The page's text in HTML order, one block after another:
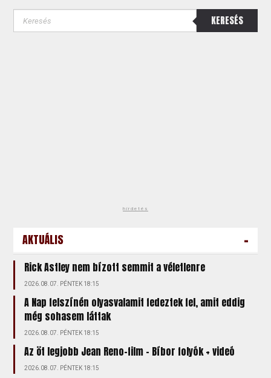
KERESÉS
hirdetés
AKTUÁLIS -
Rick Astley nem bízott semmit a véletlenre
2026.08.07. PÉNTEK 18:15
A Nap felszínén olyasvalamit fedeztek fel, amit eddig
még sohasem láttak
2026.08.07. PÉNTEK 18:15
Az öt legjobb Jean Reno-film – Bíbor folyók + videó
2026.08.07. PÉNTEK 18:15